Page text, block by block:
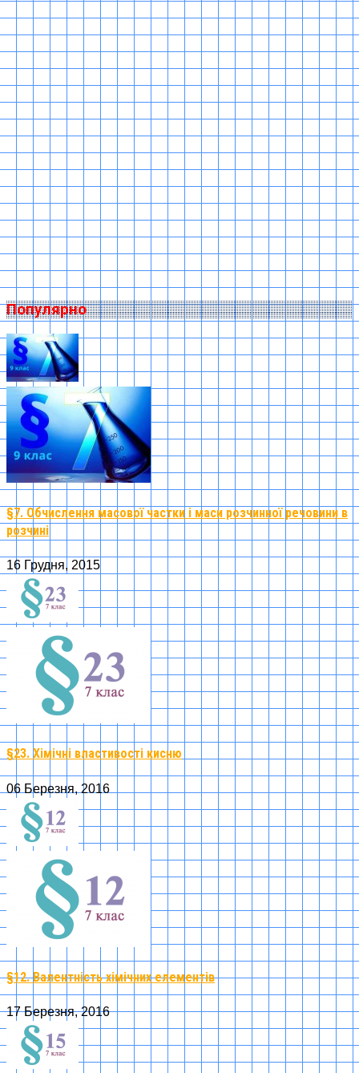
Популярно
§7. Обчислення масової частки і маси розчинної речовини в
розчині
16 Грудня, 2015
§23. Хімічні властивості кисню
06 Березня, 2016
§12. Валентність хімічних елементів
17 Березня, 2016